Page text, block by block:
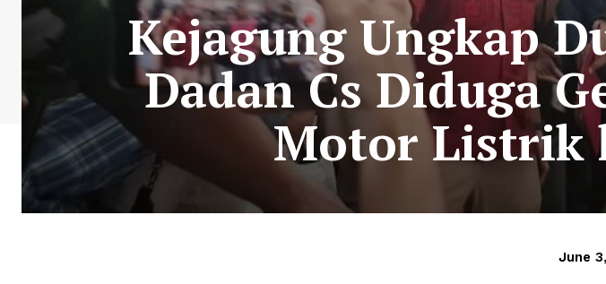
Kejagung Ungkap
Dadan Cs Diduga
Motor Listrik
June